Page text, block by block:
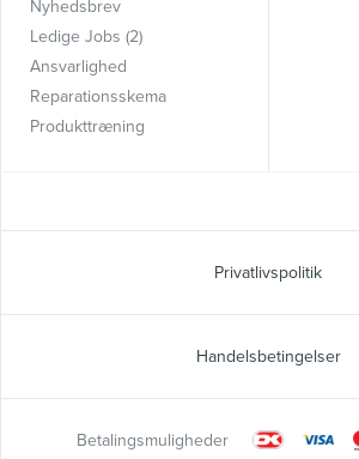
Nyhedsbrev
Ledige Jobs (2)
Ansvarlighed
Reparationsskema
Produkttræning
Privatlivspolitik
Handelsbetingelser
Betalingsmuligheder